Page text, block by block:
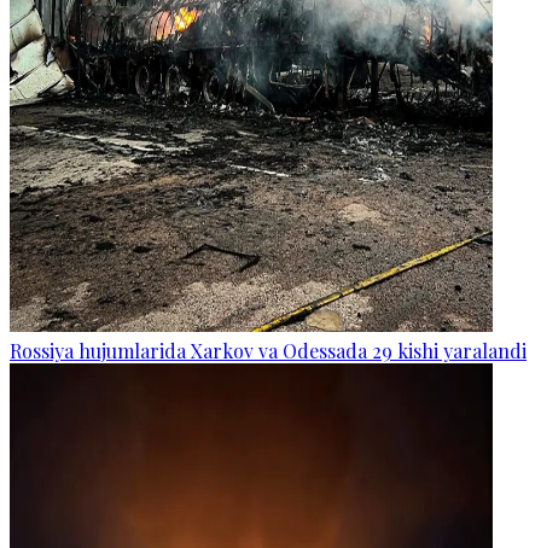
Rossiya hujumlarida Xarkov va Odessada 29 kishi yaralandi